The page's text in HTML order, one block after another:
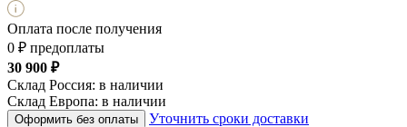
Оплата после получения
0 ₽ предоплаты
30 900 ₽
Склад Россия: в наличии
Склад Европа: в наличии
Оформить без оплаты
Уточнить сроки доставки